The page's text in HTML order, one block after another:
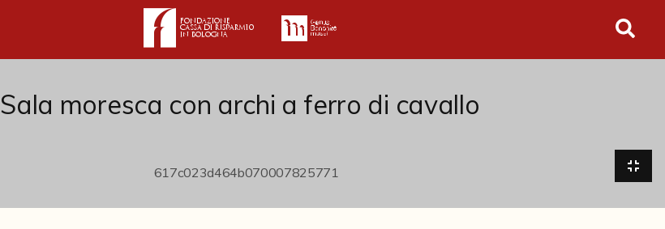
Sala moresca con archi a ferro di cavallo